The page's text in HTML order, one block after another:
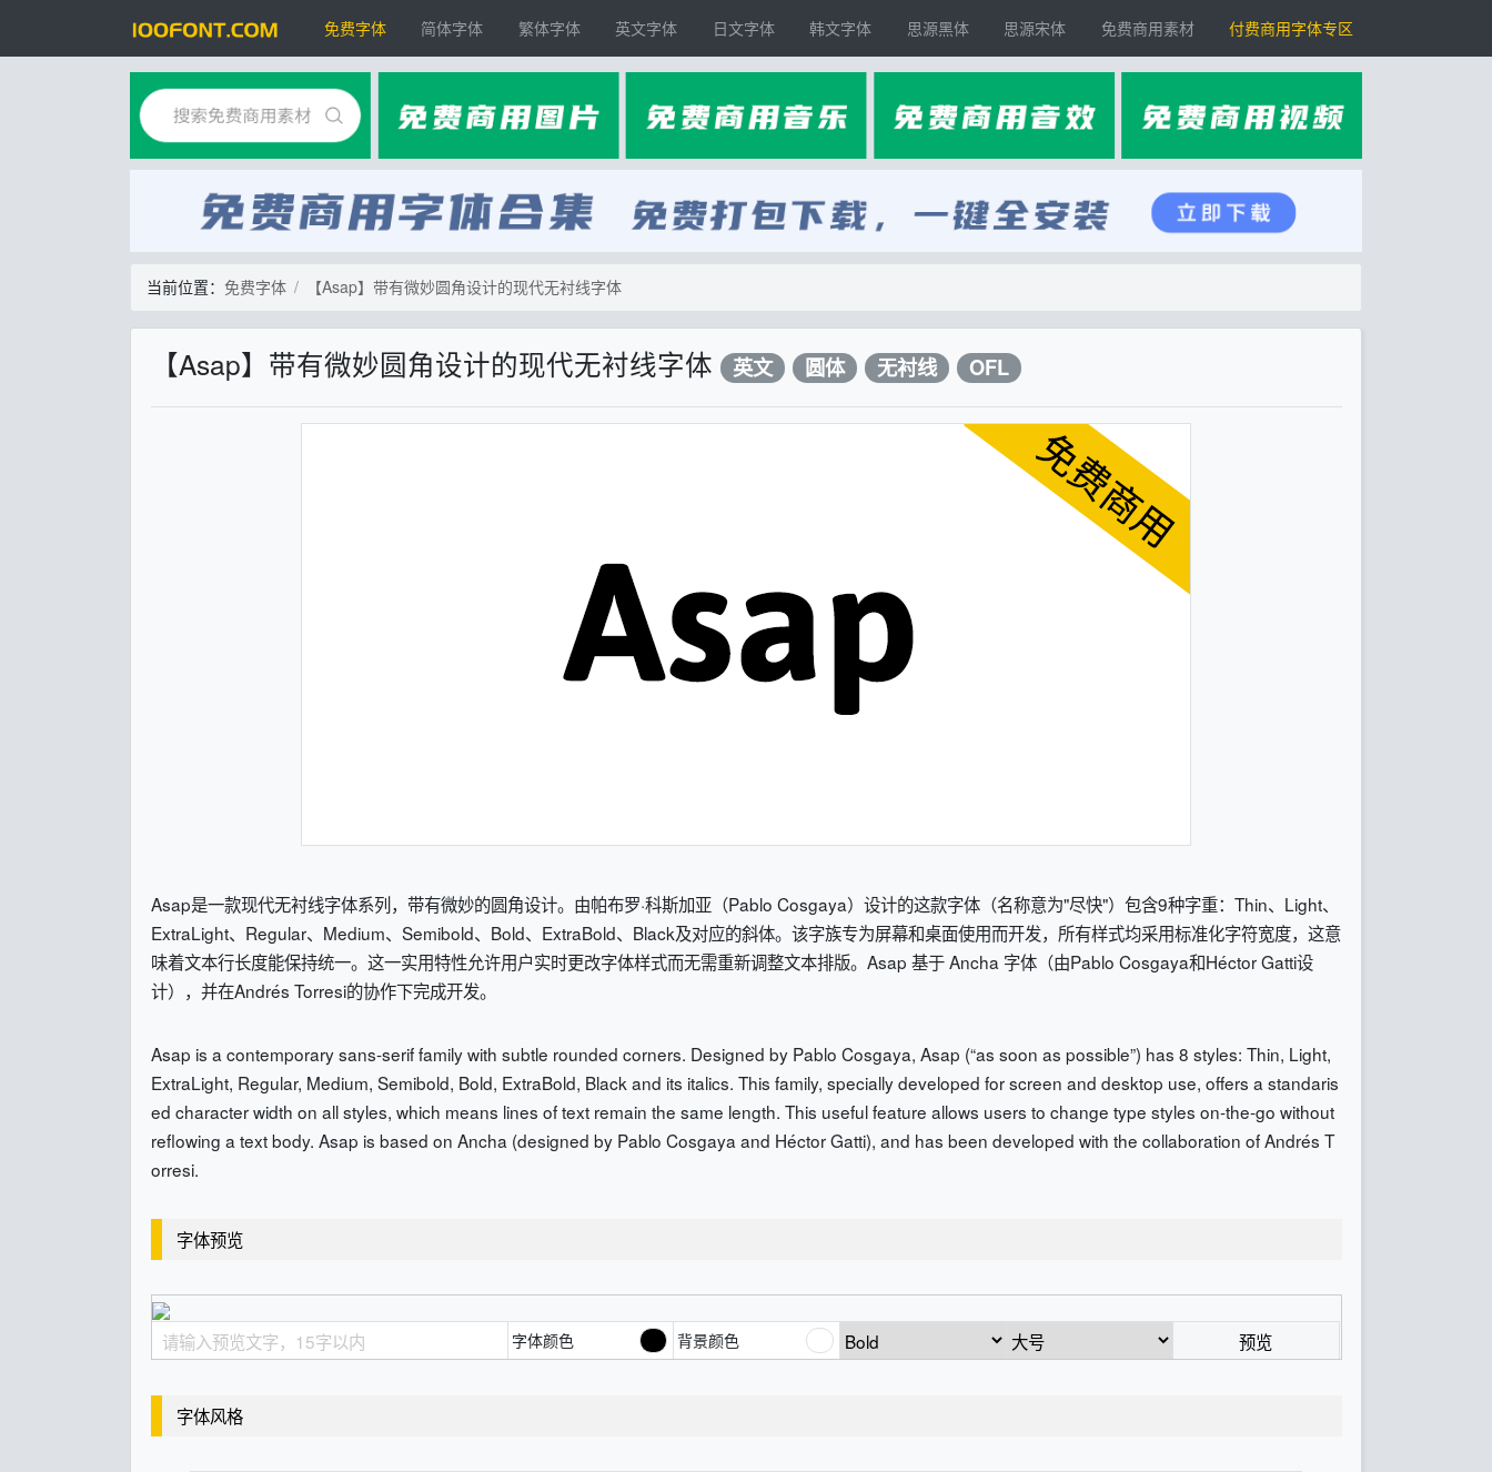
免费字体 简体字体 繁体字体 英文字体 日文字体 韩文字体 思源黑体 思源宋体 免费商用素材 付费商用字体专区
当前位置： 免费字体 【Asap】带有微妙圆角设计的现代无衬线字体
【Asap】带有微妙圆角设计的现代无衬线字体 英文 圆体 无衬线 OFL
Asap是一款现代无衬线字体系列，带有微妙的圆角设计。由帕布罗·科斯加亚（Pablo Cosgaya）设计的这款字体（名称意为"尽快"）包含9种字重：Thin、Light、
ExtraLight、Regular、Medium、Semibold、Bold、ExtraBold、Black及对应的斜体。该字族专为屏幕和桌面使用而开发，所有样式均采用标准化字符宽度，这意
味着文本行长度能保持统一。这一实用特性允许用户实时更改字体样式而无需重新调整文本排版。Asap 基于 Ancha 字体（由Pablo Cosgaya和Héctor Gatti设
计），并在Andrés Torresi的协作下完成开发。
Asap is a contemporary sans-serif family with subtle rounded corners. Designed by Pablo Cosgaya, Asap (“as soon as possible”) has 8 styles: Thin, Light,
ExtraLight, Regular, Medium, Semibold, Bold, ExtraBold, Black and its italics. This family, specially developed for screen and desktop use, offers a standaris
ed character width on all styles, which means lines of text remain the same length. This useful feature allows users to change type styles on-the-go without
reflowing a text body. Asap is based on Ancha (designed by Pablo Cosgaya and Héctor Gatti), and has been developed with the collaboration of Andrés T
orresi.
字体预览
字体颜色 背景颜色 预览
字体风格